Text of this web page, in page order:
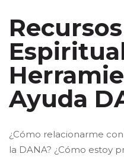
Recursos
Ayuda
¿Cómo relacionarme
la DANA? ¿Cómo estoy